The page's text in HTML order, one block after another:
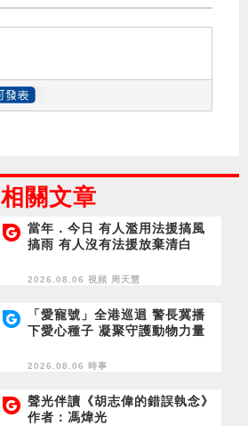
相關文章
當年．今日 有人濫用法援搞風
搞雨 有人沒有法援放棄清白
2026.08.06 視頻 周天慧
「愛寵號」全港巡迴 警長冀播
下愛心種子 凝聚守護動物力量
2026.08.06 時事
聲光伴讀《胡志偉的錯誤執念》
作者：馮煒光